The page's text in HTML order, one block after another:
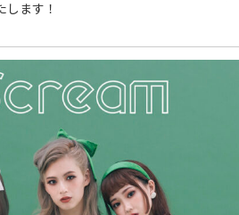
します！